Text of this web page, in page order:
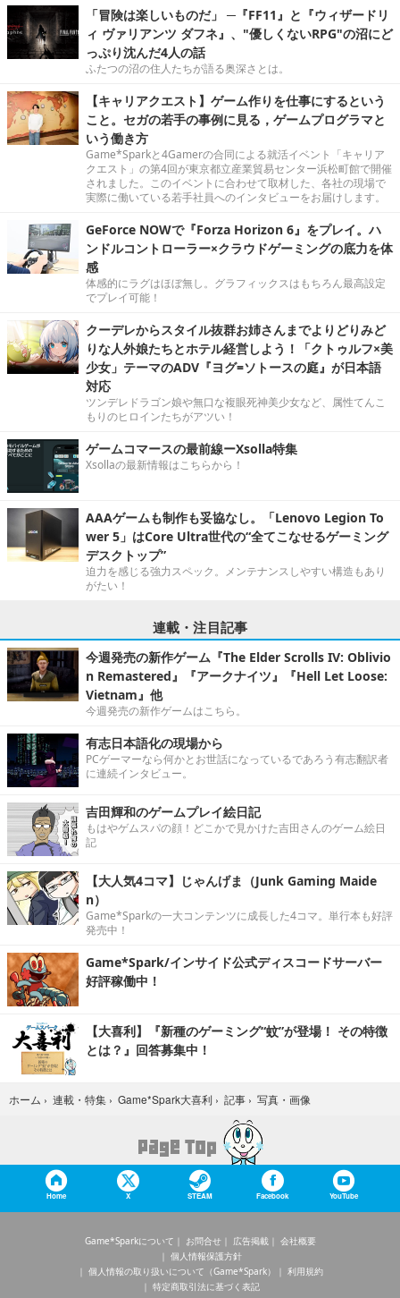
「冒険は楽しいものだ」 ─『FF11』と『ウィザードリ
ィ ヴァリアンツ ダフネ』、"優しくないRPG"の沼にど
っぷり沈んだ4人の話
ふたつの沼の住人たちが語る奥深さとは。
【キャリアクエスト】ゲーム作りを仕事にするという
こと。セガの若手の事例に見る，ゲームプログラマと
いう働き方
Game*Sparkと4Gamerの合同による就活イベント「キャリア
クエスト」の第4回が東京都立産業貿易センター浜松町館で開催
されました。このイベントに合わせて取材した、各社の現場で
実際に働いている若手社員へのインタビューをお届けします。
GeForce NOWで『Forza Horizon 6』をプレイ。ハ
ンドルコントローラー×クラウドゲーミングの底力を体
感
体感的にラグはほぼ無し。グラフィックスはもちろん最高設定
でプレイ可能！
クーデレからスタイル抜群お姉さんまでよりどりみど
りな人外娘たちとホテル経営しよう！「クトゥルフ×美
少女」テーマのADV『ヨグ=ソトースの庭』が日本語
対応
ツンデレドラゴン娘や無口な複眼死神美少女など、属性てんこ
もりのヒロインたちがアツい！
ゲームコマースの最前線ーXsolla特集
Xsollaの最新情報はこちらから！
AAAゲームも制作も妥協なし。「Lenovo Legion To
wer 5」はCore Ultra世代の“全てこなせるゲーミング
デスクトップ”
迫力を感じる強力スペック。メンテナンスしやすい構造もあり
がたい！
連載・注目記事
今週発売の新作ゲーム『The Elder Scrolls IV: Oblivio
n Remastered』『アークナイツ』『Hell Let Loose:
Vietnam』他
今週発売の新作ゲームはこちら。
有志日本語化の現場から
PCゲーマーなら何かとお世話になっているであろう有志翻訳者
に連続インタビュー。
吉田輝和のゲームプレイ絵日記
もはやゲムスパの顔！どこかで見かけた吉田さんのゲーム絵日
記
【大人気4コマ】じゃんげま（Junk Gaming Maide
n）
Game*Sparkの一大コンテンツに成長した4コマ。単行本も好評
発売中！
Game*Spark/インサイド公式ディスコードサーバー
好評稼働中！
【大喜利】『新種のゲーミング“蚊”が登場！ その特徴
とは？』回答募集中！
ホーム › 連載・特集 › Game*Spark大喜利 › 記事 › 写真・画像
Home X STEAM Facebook YouTube
Game*Sparkについて お問合せ 広告掲載
会社概要
個人情報保護方針
個人情報の取り扱いについて（Game*Spark）
利用規約
特定商取引法に基づく表記